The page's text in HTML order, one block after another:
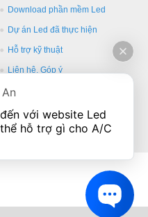
Download phần mềm Led
Dự án Led đã thực hiện
Hỗ trợ kỹ thuật
Liên hệ, Góp ý
với website Led
hỗ trợ gì cho A/C